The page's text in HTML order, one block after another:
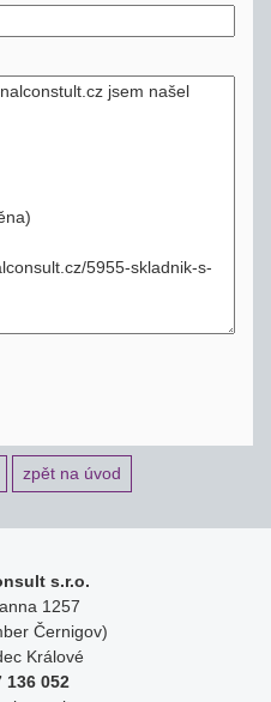
zpět na úvod
s.r.o.
1257
Černigov)
Králové
136 052